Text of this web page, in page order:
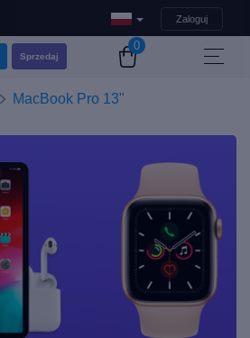
Zaloguj
Sprzedaj
0
MacBook Pro 13"